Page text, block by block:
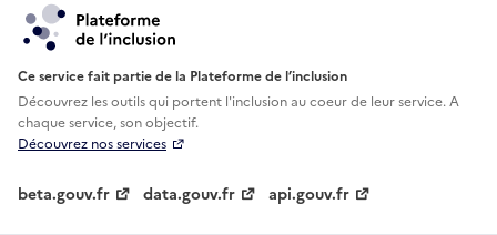
Ce service fait partie de la Plateforme de l’inclusion
Découvrez les outils qui portent l'inclusion aucoeur de leur service. A
chaque service, son objectif.
Découvrez nos services
beta.gouv.fr data.gouv.fr api.gouv.fr